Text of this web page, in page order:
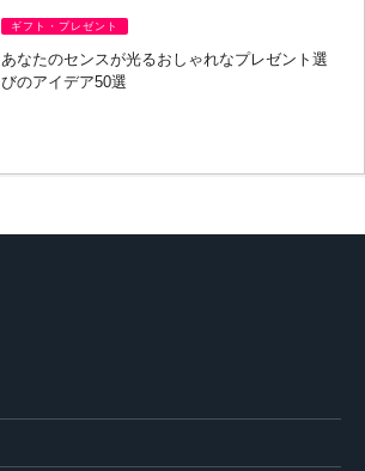
ギフト・プレゼント
あなたのセンスが光るおしゃれなプレゼント選
びのアイデア50選